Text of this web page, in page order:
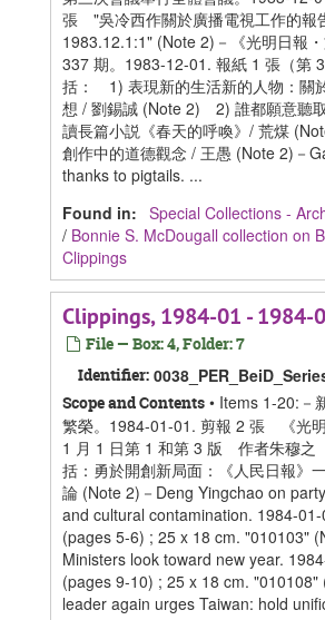
張 "吳冷西作關於廣播電視工作的
1983.12.1:1" (Note 2)－《光明日報
337 期。1983-12-01. 報紙 1 張（
括： 1) 表現新的生活新的人物：關
想 / 劉錫誠 (Note 2) 2) 誰都願意聽
讀長篇小説《春天的呼喚》/ 荒煤
創作中的道德觀念 / 王愚 (Note 2)－
thanks to pigtails. ...
Found in: Special Collections -
/ Bonnie S. McDougall collection on
Clippings
Clippings, 1984-01 - 1984-
File — Box: 4, Folder: 7
Identifier:
Scope and Contents • Items 1-20:－
繁榮。1984-01-01. 剪報 2 張 《光
1 月 1 日第 1 和第 3 版 作者朱穆
括：勇於開創新局面：《人民日報》
論 (Note 2)－Deng Yingchao on
and cultural contamination. 1984-
(pages 5-6) ; 25 x 18 cm. "010103"
Ministers look toward new year.
(pages 9-10) ; 25 x 18 cm. "010108"
leader again urges Taiwan: hold